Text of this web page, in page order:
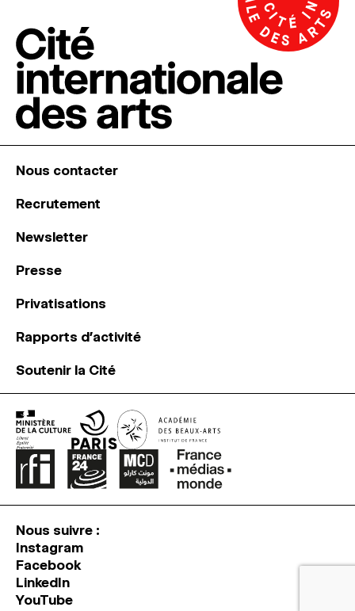
Nous contacter
Recrutement
Newsletter
Presse
Privatisations
Rapports d’activité
Soutenir la Cité
Nous suivre :
Instagram
Facebook
LinkedIn
YouTube